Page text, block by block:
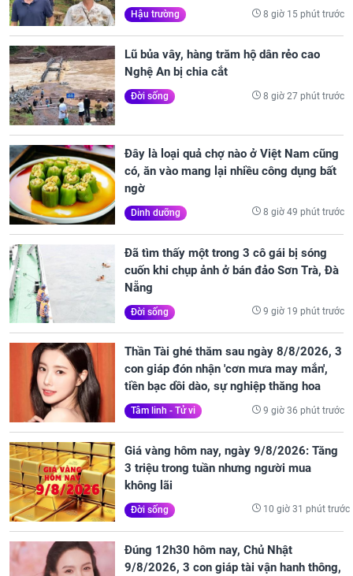
Hậu trường 8 giờ 15 phút trước
Lũ bủa vây, hàng trăm hộ dân rẻo cao
Nghệ An bị chia cắt
Đời sống 8 giờ 27 phút trước
Đây là loại quả chợ nào ở Việt Nam cũng
có, ăn vào mang lại nhiều công dụng bất
ngờ
Dinh dưỡng 8 giờ 49 phút trước
Đã tìm thấy một trong 3 cô gái bị sóng
cuốn khi chụp ảnh ở bán đảo Sơn Trà, Đà
Nẵng
Đời sống 9 giờ 19 phút trước
Thần Tài ghé thăm sau ngày 8/8/2026, 3
con giáp đón nhận 'cơn mưa may mắn',
tiền bạc dồi dào, sự nghiệp thăng hoa
Tâm linh - Tử vi 9 giờ 36 phút trước
Giá vàng hôm nay, ngày 9/8/2026: Tăng
3 triệu trong tuần nhưng người mua
không lãi
Đời sống 10 giờ 31 phút trước
Đúng 12h30 hôm nay, Chủ Nhật
9/8/2026, 3 con giáp tài vận hanh thông,